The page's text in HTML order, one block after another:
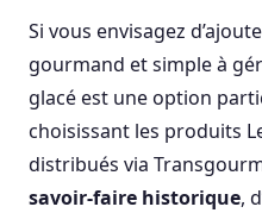
Si vous envisagez
gourmand et simple à
glacé est une option
choisissant les produits
distribués via
savoir-faire historique,